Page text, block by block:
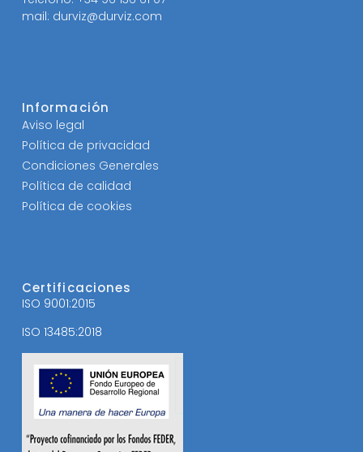
mail: durviz@durviz.com
Información
Aviso legal
Política de privacidad
Condiciones Generales
Política de calidad
Política de cookies
Certificaciones
ISO 9001:2015
ISO 13485:2018